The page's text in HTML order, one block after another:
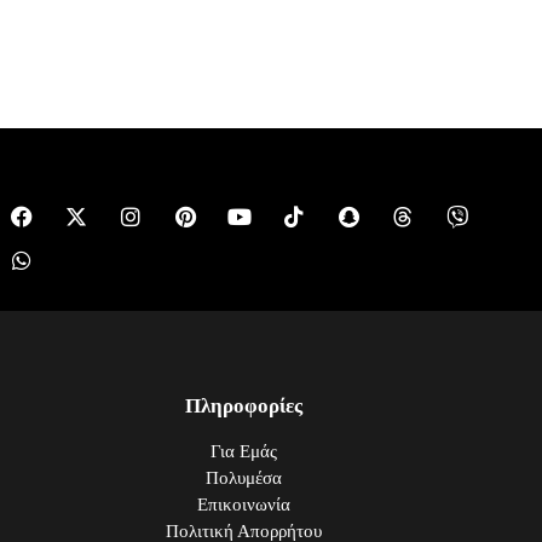
Πληροφορίες
Για Εμάς
Πολυμέσα
Επικοινωνία
Πολιτική Απορρήτου